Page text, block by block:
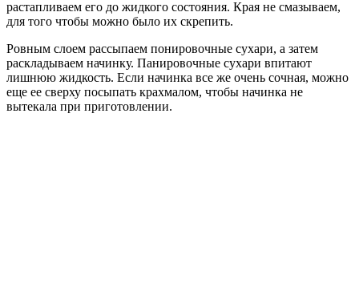
растапливаем его до жидкого состояния. Края не смазываем,
для того чтобы можно было их скрепить.
Ровным слоем рассыпаем понировочные сухари, а затем
раскладываем начинку. Панировочные сухари впитают
лишнюю жидкость. Если начинка все же очень сочная, можно
еще ее сверху посыпать крахмалом, чтобы начинка не
вытекала при приготовлении.